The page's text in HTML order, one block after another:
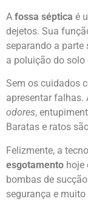
A fossa séptica é
dejetos. Sua
separando a
a poluição do
Sem os cuidados
apresentar falhas.
odores,
Baratas e ratos
Felizmente, a
esgotamento hoje
bombas de
segurança e